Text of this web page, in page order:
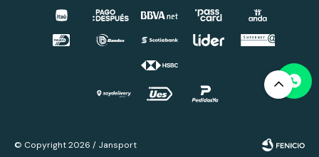
© Copyright 2026 / Jansport